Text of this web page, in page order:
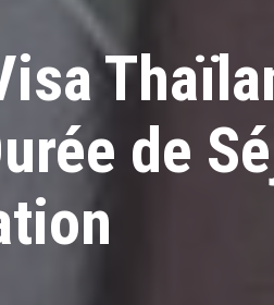
de